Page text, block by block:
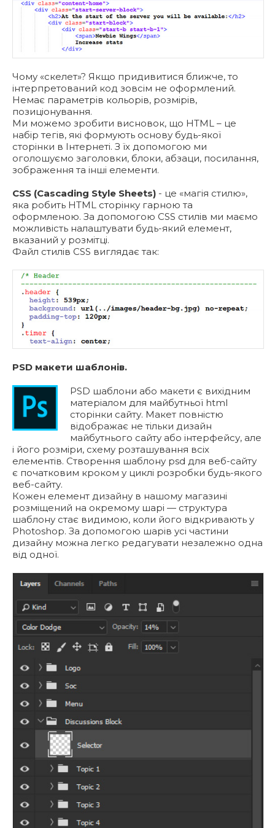
Чому «скелет»? Якщо придивитися ближче, то
інтерпретований код зовсім не оформлений.
Немає параметрів кольорів, розмірів,
позиціонування.
Ми можемо зробити висновок, що HTML – це
набір тегів, які формують основу будь-якої
сторінки в Інтернеті. З їх допомогою ми
оголошуємо заголовки, блоки, абзаци, посилання,
зображення та інші елементи.
CSS (Cascading Style Sheets) - це «магія стилю»,
яка робить HTML сторінку гарною та
оформленою. За допомогою CSS стилів ми маємо
можливість налаштувати будь-який елемент,
вказаний у розмітці.
Файл стилів СSS виглядає так:
PSD макети шаблонів.
PSD шаблони або макети є вихідним
матеріалом для майбутньої html
сторінки сайту. Макет повністю
відображає не тільки дизайн
майбутнього сайту або інтерфейсу, але
і його розміри, схему розташування всіх
елементів. Створення шаблону psd для веб-сайту
є початковим кроком у циклі розробки будь-якого
веб-сайту.
Кожен елемент дизайну в нашому магазині
розміщений на окремому шарі — структура
шаблону стає видимою, коли його відкривають у
Photoshop. За допомогою шарів усі частини
дизайну можна легко редагувати незалежно одна
від одної.